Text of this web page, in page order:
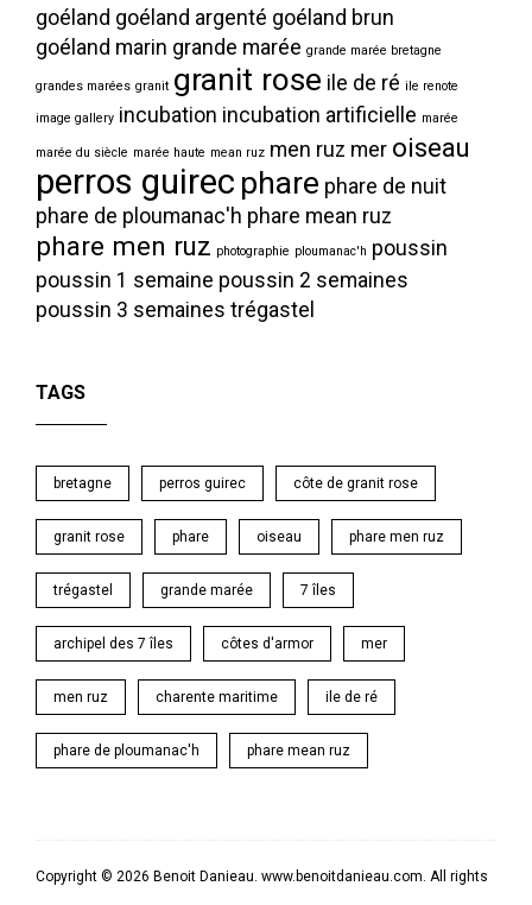
goéland goéland argenté goéland brun
goéland marin grande marée grande marée bretagne
grandes marées granit granit rose ile de ré ile renote
image gallery incubation incubation artificielle marée
marée du siècle marée haute mean ruz men ruz mer oiseau
perros guirec phare phare de nuit
phare de ploumanac'h phare mean ruz
phare men ruz photographie ploumanac'h poussin
poussin 1 semaine poussin 2 semaines
poussin 3 semaines trégastel
TAGS
bretagne perros guirec côte de granit rose
granit rose phare oiseau phare men ruz
trégastel grande marée 7 îles
archipel des 7 îles côtes d'armor mer
men ruz charente maritime ile de ré
phare de ploumanac'h phare mean ruz
Copyright © 2026 Benoit Danieau. www.benoitdanieau.com. All rights